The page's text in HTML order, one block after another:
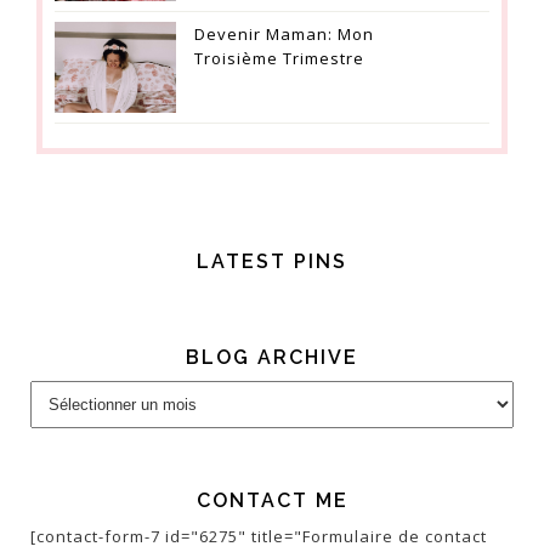
Devenir Maman: Mon
Troisième Trimestre
LATEST PINS
BLOG ARCHIVE
Archive
CONTACT ME
[contact-form-7 id="6275" title="Formulaire de contact